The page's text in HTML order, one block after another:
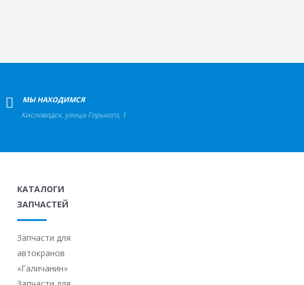
МЫ НАХОДИМСЯ
Кисловодск, улица Горького, 1
КАТАЛОГИ
ЗАПЧАСТЕЙ
Запчасти для
автокранов
«Галичанин»